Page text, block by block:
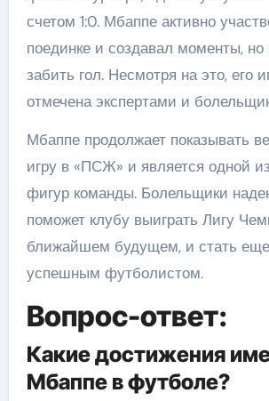
счетом 1:0. Мбаппе активно
поединке и создавал моменты, но
забить гол. Несмотря на это, его
отмечена экспертами и
Мбаппе продолжает показывать
игру в «ПСЖ» и является одной
фигур команды. Болельщики
поможет клубу выиграть Лигу
ближайшем будущем, и стать
успешным футболистом.
Вопрос-ответ:
Какие достижения
Мбаппе в футболе?